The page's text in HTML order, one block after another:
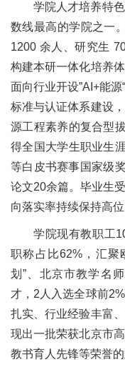
学院人才培养特
数线最高的学院之一
1200 余人、研究生
构建本研一体化培养
面向行业开设”AI+能
标准与认证体系建设
源工程素养的复合型
得全国大学生职业生
等白皮书赛事国家级
论文20余篇。毕业生
向落实率持续保持高位
学院现有教职工
职称占比62%，汇聚
划”、北京市教学名
才，2人入选全球前
扎实、行业经验丰富
现出一批荣获北京市
教书育人先锋等荣誉的